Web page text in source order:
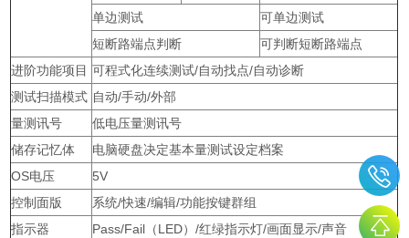
单边测试
可单边测试
短断路端点判断
可判断短断路端点
进阶功能项目 可程式化连续测试/自动找点/自动诊断
测试扫描模式 自动/手动/外部
量测讯号
低电压量测讯号
储存记忆体
电脑硬盘决定基本量测试设定档案
OS电压
5V
控制面版
系统/快速/编辑/功能按键群组
指示器
Pass/Fail（LED）/红绿指示灯/画面显示/声音